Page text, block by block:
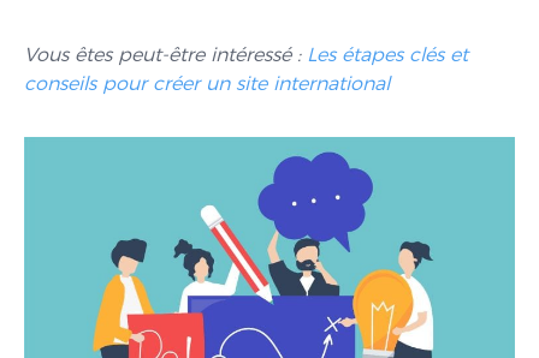
Vous êtes peut-être intéressé : Les étapes clés et
conseils pour créer un site international